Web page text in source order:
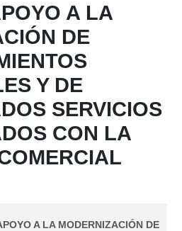
A LA
DE
Y DE
SERVICIOS
CON LA
A LA MODERNIZACIÓN DE